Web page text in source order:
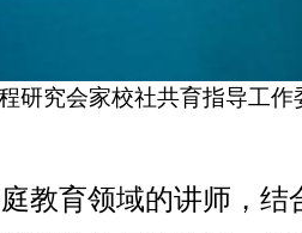
研究会家校社共育指导工作
育领域的讲师，结